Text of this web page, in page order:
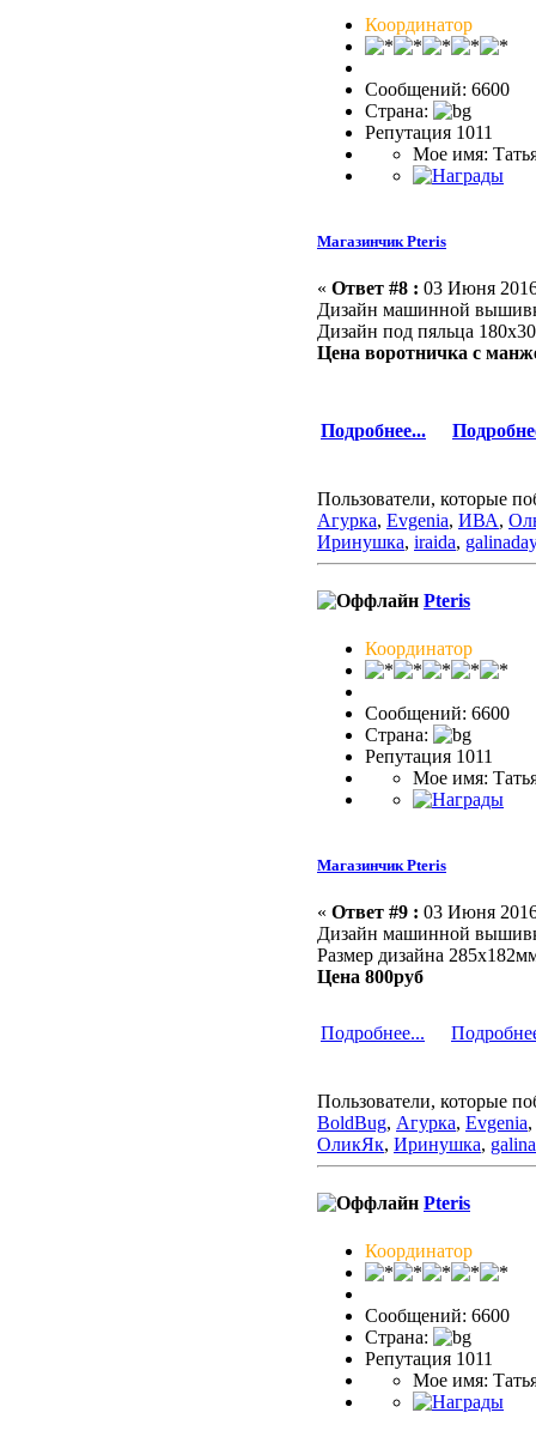
Координатор
Сообщений: 6600
Страна:
Репутация 1011
Мое имя:
Магазинчик Pteris
« Ответ #8 : 03 Июня
Дизайн машинной
Дизайн под пяльца
Цена воротничка с
Подробнее...
Пользователи, которые
Агурка, Evgenia, ИВА,
Иринушка, iraida,
Pteris
Координатор
Сообщений: 6600
Страна:
Репутация 1011
Мое имя:
Магазинчик Pteris
« Ответ #9 : 03 Июня
Дизайн машинной
Размер дизайна
Цена 800руб
Подробнее...
Пользователи, которые
BoldBug, Агурка, Evgenia,
ОликЯк, Иринушка,
Pteris
Координатор
Сообщений: 6600
Страна:
Репутация 1011
Мое имя: